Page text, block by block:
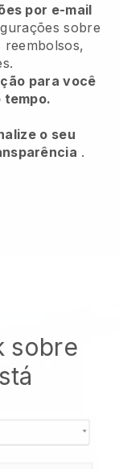
por e-mail
sobre
reembolsos,
para você
tempo.
o seu
.
sobre